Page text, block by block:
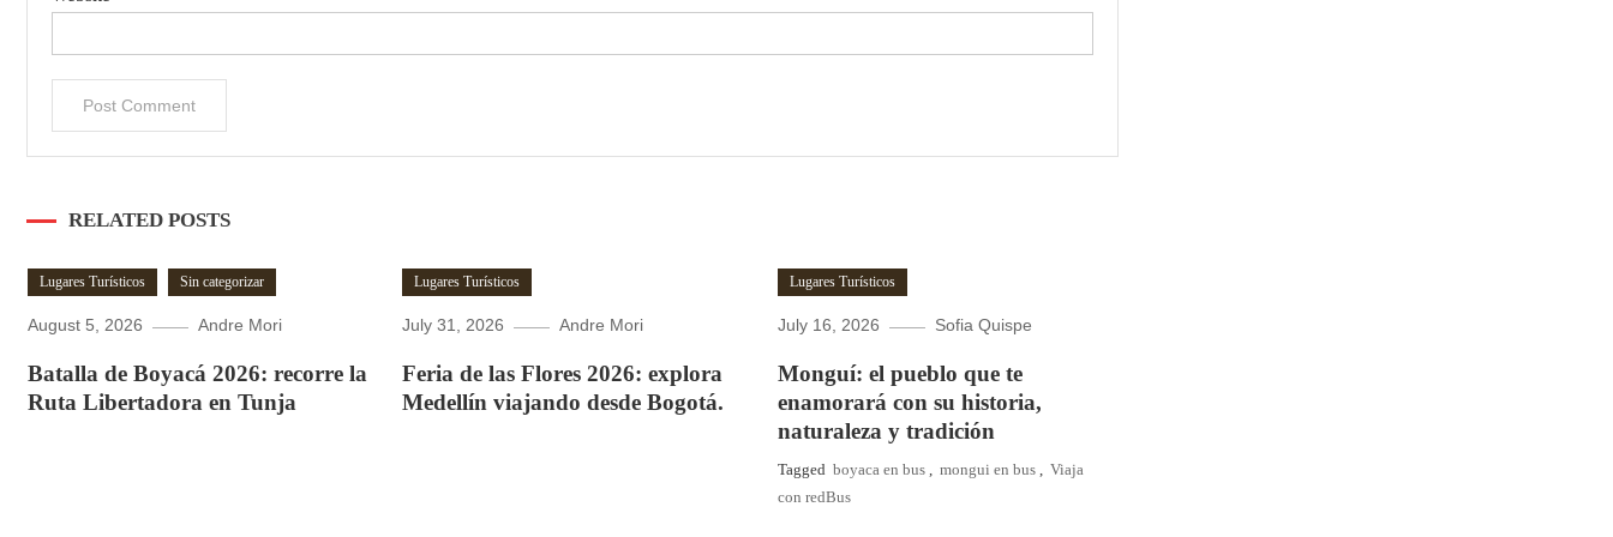
RELATED POSTS
Lugares Turísticos Sin categorizar
August 5, 2026 Andre Mori
Batalla de Boyacá 2026: recorre la
Ruta Libertadora en Tunja
Lugares Turísticos
July 31, 2026 Andre Mori
Feria de las Flores 2026: explora
Medellín viajando desde Bogotá.
Lugares Turísticos
July 16, 2026 Sofia Quispe
Monguí: el pueblo que te
enamorará con su historia,
naturaleza y tradición
Tagged boyaca en bus , mongui en bus , Viaja
con redBus